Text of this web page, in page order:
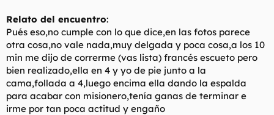
Relato del encuentro:
Pués eso,no cumple con lo que dice,en las fotos parece
otra cosa,no vale nada,muy delgada y poca cosa,a los 10
min me dijo de correrme (vas lista) francés escueto pero
bien realizado,ella en 4 y yo de pie junto a la
cama,follada a 4,luego encima ella dando la espalda
para acabar con misionero,tenía ganas de terminar e
irme por tan poca actitud y engaño